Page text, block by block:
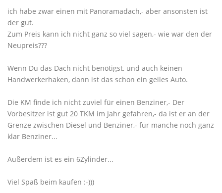
ich habe zwar einen mit Panoramadach,- aber ansonsten ist
der gut.
Zum Preis kann ich nicht ganz so viel sagen,- wie war den der
Neupreis???
Wenn Du das Dach nicht benötigst, und auch keinen
Handwerkerhaken, dann ist das schon ein geiles Auto.
Die KM finde ich nicht zuviel für einen Benziner,- Der
Vorbesitzer ist gut 20 TKM im Jahr gefahren,- da ist er an der
Grenze zwischen Diesel und Benziner,- für manche noch ganz
klar Benziner...
Außerdem ist es ein 6Zylinder...
Viel Spaß beim kaufen :-)))